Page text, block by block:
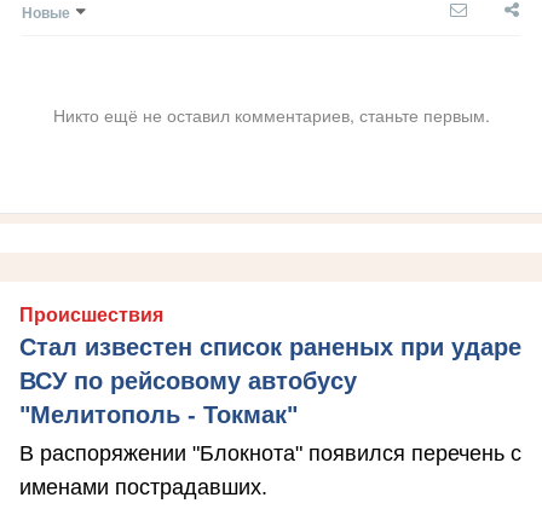
Новые
Никто ещё не оставил комментариев, станьте первым.
Происшествия
Стал известен список раненых при ударе
ВСУ по рейсовому автобусу
"Мелитополь - Токмак"
В распоряжении "Блокнота" появился перечень с
именами пострадавших.